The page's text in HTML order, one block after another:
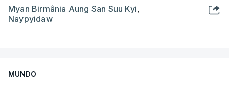
Myan Birmânia Aung San Suu Kyi,
Naypyidaw
MUNDO